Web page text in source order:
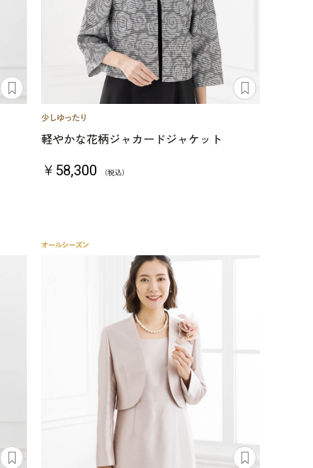
軽やかな花柄ジャカードジャケット
￥58,300 （税込）